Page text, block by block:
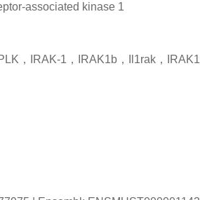
associated kinase 1
，IRAK-1，IRAK1b，Il1rak，